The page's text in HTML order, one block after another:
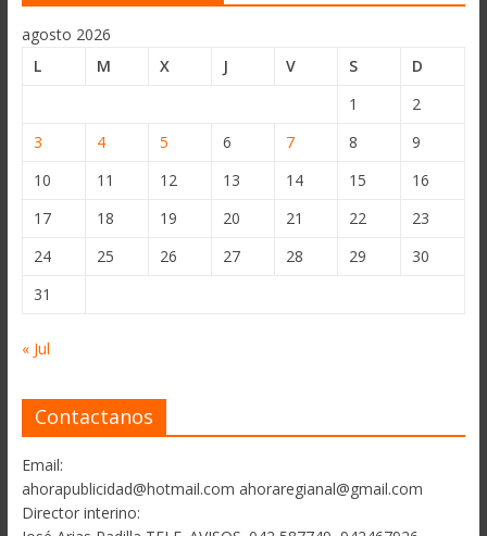
agosto 2026
L
M X J V S
D
1
2
3
4 5 6 7 8
9
10
11 12 13 14 15
16
17
18 19 20 21 22
23
24
25 26 27 28 29
30
31
« Jul
Contactanos
Email:
ahorapublicidad@hotmail.com ahoraregianal@gmail.com
Director interino: